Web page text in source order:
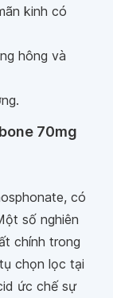
kinh có
hông và
70mg
có
số nghiên
chính trong
chọn lọc tại
ức chế sự